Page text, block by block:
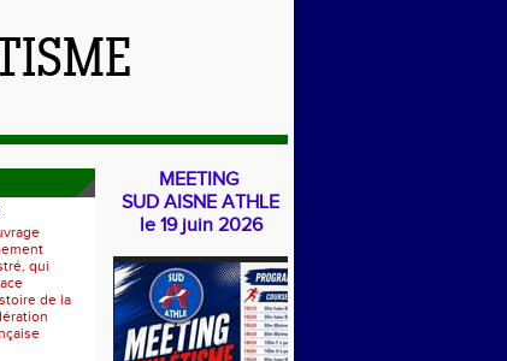
qui
de la
MEETING
SUD AISNE ATHLE
le 19 juin 2026